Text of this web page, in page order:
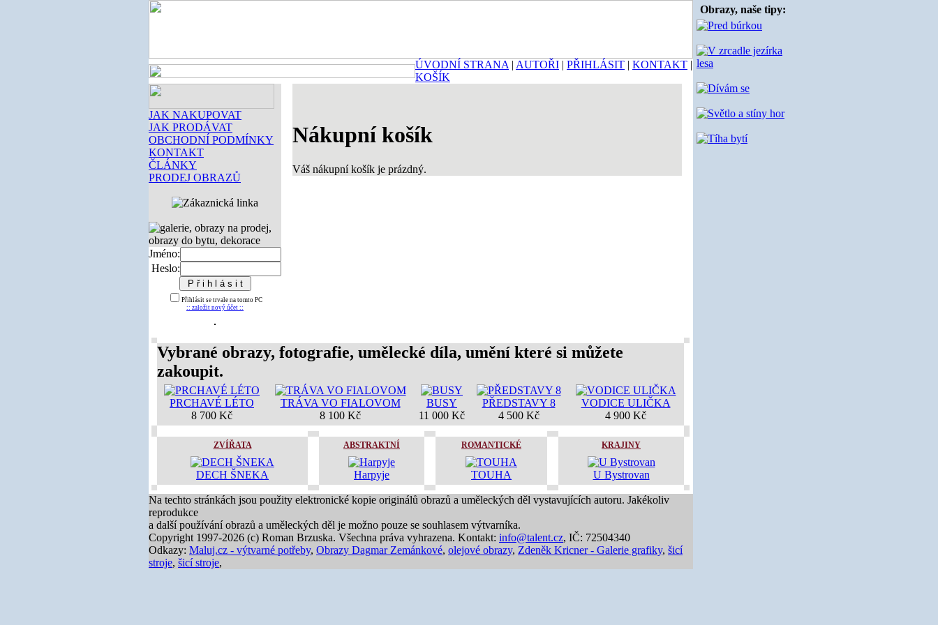
ÚVODNÍ STRANA | AUTOŘI | PŘIHLÁSIT | KONTAKT |
KOŠÍK
JAK NAKUPOVAT
JAK PRODÁVAT
OBCHODNÍ PODMÍNKY
KONTAKT
ČLÁNKY
PRODEJ OBRAZŮ
Jméno:
Heslo:
Přihlásit se trvale na tomto PC
:: založit nový účet ::
Nákupní košík
Váš nákupní košík je prázdný.
Vybrané obrazy, fotografie, umělecké díla, umění které si můžete
zakoupit.
PRCHAVÉ LÉTO
8 700 Kč
TRÁVA VO FIALOVOM
8 100 Kč
BUSY
11 000 Kč
PŘEDSTAVY 8
4 500 Kč
VODICE ULIČKA
4 900 Kč
ZVÍŘATA
DECH ŠNEKA
ABSTRAKTNÍ
Harpyje
ROMANTICKÉ
TOUHA
KRAJINY
U Bystrovan
Na techto stránkách jsou použity elektronické kopie originálů obrazů a uměleckých děl vystavujících autoru. Jakékoliv
reprodukce
a další používání obrazů a uměleckých děl je možno pouze se souhlasem výtvarníka.
Copyright 1997-2026 (c) Roman Brzuska. Všechna práva vyhrazena. Kontakt: info@talent.cz, IČ: 72504340
Odkazy: Maluj.cz - výtvarné potřeby, Obrazy Dagmar Zemánkové, olejové obrazy, Zdeněk Kricner - Galerie grafiky, šicí
stroje, šicí stroje,
Obrazy, naše tipy: